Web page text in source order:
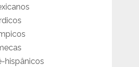
hispânicos